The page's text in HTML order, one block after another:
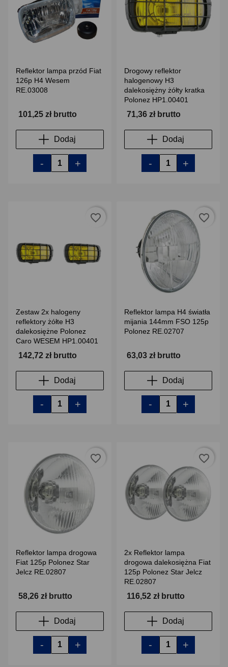
Reflektor lampa przód Fiat
126p H4 Wesem
RE.03008
101,25 zł brutto
Dodaj
- +
Drogowy reflektor
halogenowy H3
dalekosiężny żółty kratka
Polonez HP1.00401
71,36 zł brutto
Dodaj
- +
Zestaw 2x halogeny
reflektory żółte H3
dalekosiężne Polonez
Caro WESEM HP1.00401
142,72 zł brutto
Dodaj
- +
favorite_border
Reflektor lampa H4 światła
mijania 144mm FSO 125p
Polonez RE.02707
63,03 zł brutto
Dodaj
- +
favorite_border
Reflektor lampa drogowa
Fiat 125p Polonez Star
Jelcz RE.02807
58,26 zł brutto
Dodaj
- +
favorite_border
2x Reflektor lampa
drogowa dalekosiężna Fiat
125p Polonez Star Jelcz
RE.02807
116,52 zł brutto
Dodaj
- +
favorite_border